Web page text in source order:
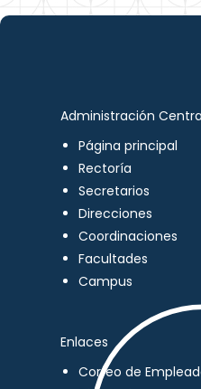
Administración
Página principal
Rectoría
Secretarios
Direcciones
Coordinaciones
Facultades
Campus
Enlaces
Correo de